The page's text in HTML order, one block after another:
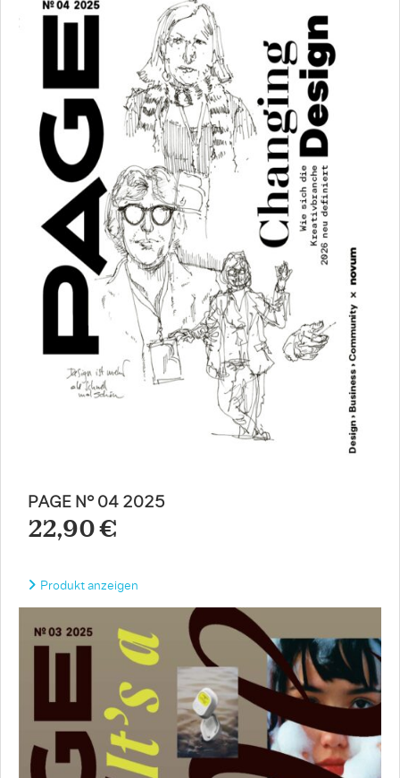
PAGE N° 04 2025
22,90 €
Produkt anzeigen